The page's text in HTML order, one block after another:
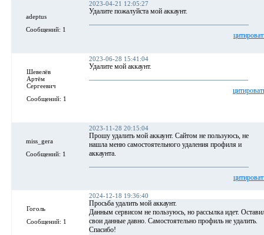
adeptus
Сообщений: 1
2023-04-21 12:05:27
Удалите пожалуйста мой аккаунт.
Шевелёв
Артём
Сергеевич
Сообщений: 1
2023-06-28 15:41:04
Удалите мой аккаунт.
miss_gera
Сообщений: 1
2023-11-28 20:15:04
Прошу удалить мой аккаунт. Сайтом не пользуюсь, не
нашла меню самостоятельного удаления профиля и
аккаунта.
Гоголь
Сообщений: 1
2024-12-18 19:36:40
Просьба удалить мой аккаунт.
Данным сервисом не пользуюсь, но рассылка идет.
свои данные давно. Самостоятельно профиль не удалить.
Спасибо!